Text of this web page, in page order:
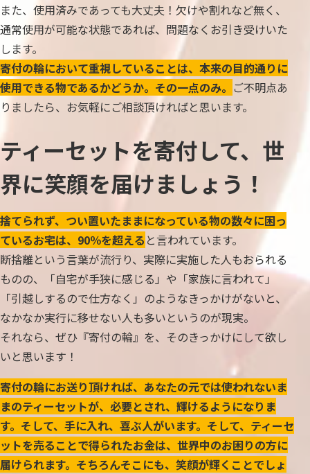
また、使用済みであっても大丈夫！欠けや割れなど無く、
通常使用が可能な状態であれば、問題なくお引き受けいた
します。
寄付の輪において重視していることは、本来の目的通りに
使用できる物であるかどうか。その一点のみ。 ご不明点あ
りましたら、お気軽にご相談頂ければと思います。
ティーセットを寄付して、世
界に笑顔を届けましょう！
捨てられず、つい置いたままになっている物の数々に困っ
ているお宅は、90％を超える と言われています。
断捨離という言葉が流行り、実際に実施した人もおられる
ものの、「自宅が手狭に感じる」や「家族に言われて」
「引越しするので仕方なく」のようなきっかけがないと、
なかなか実行に移せない人も多いというのが現実。
それなら、ぜひ『寄付の輪』を、そのきっかけにして欲し
いと思います！
寄付の輪にお送り頂ければ、あなたの元では使われないま
まのティーセットが、必要とされ、輝けるようになりま
す。そして、手に入れ、喜ぶ人がいます。そして、ティーセ
ットを売ることで得られたお金は、世界中のお困りの方に
届けられます。そちろんそこにも、笑顔が輝くことでしょ